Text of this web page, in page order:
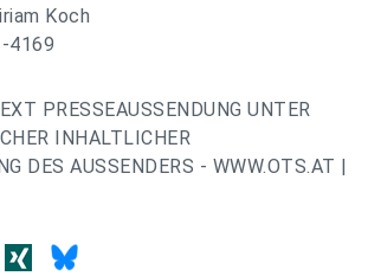
Koch
4169
PRESSEAUSSENDUNG UNTER
INHALTLICHER
DES AUSSENDERS - WWW.OTS.AT |